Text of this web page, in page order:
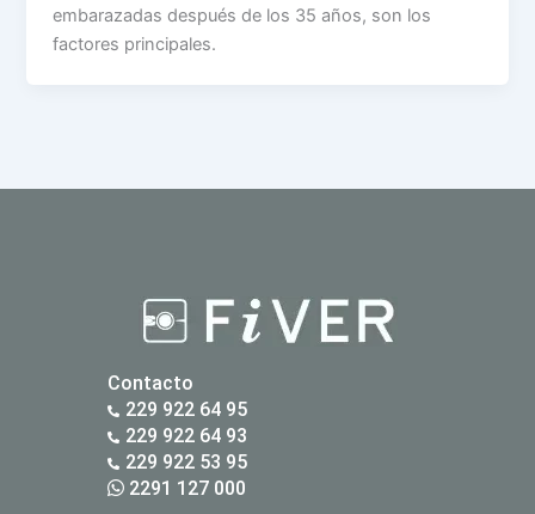
embarazadas después de los 35 años, son los
factores principales.
Contacto
229 922 64 95
229 922 64 93
229 922 53 95
2291 127 000